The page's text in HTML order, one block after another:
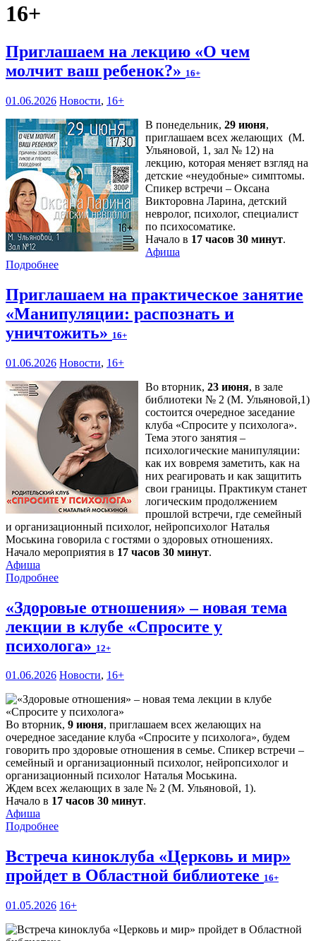
16+
Приглашаем на лекцию «О чем
молчит ваш ребенок?» 16+
01.06.2026 Новости, 16+
В понедельник, 29 июня,
приглашаем всех желающих (М.
Ульяновой, 1, зал № 12) на
лекцию, которая меняет взгляд на
детские «неудобные» симптомы.
Спикер встречи – Оксана
Викторовна Ларина, детский
невролог, психолог, специалист
по психосоматике.
Начало в 17 часов 30 минут.
Афиша
Подробнее
Приглашаем на практическое занятие
«Манипуляции: распознать и
уничтожить» 16+
01.06.2026 Новости, 16+
Во вторник, 23 июня, в зале
библиотеки № 2 (М. Ульяновой,1)
состоится очередное заседание
клуба «Спросите у психолога».
Тема этого занятия –
психологические манипуляции:
как их вовремя заметить, как на
них реагировать и как защитить
свои границы. Практикум станет
логическим продолжением
прошлой встречи, где семейный
и организационный психолог, нейропсихолог Наталья
Моськина говорила с гостями о здоровых отношениях.
Начало мероприятия в 17 часов 30 минут.
Афиша
Подробнее
«Здоровые отношения» – новая тема
лекции в клубе «Спросите у
психолога» 12+
01.06.2026 Новости, 16+
Во вторник, 9 июня, приглашаем всех желающих на
очередное заседание клуба «Спросите у психолога», будем
говорить про здоровые отношения в семье. Спикер встречи –
семейный и организационный психолог, нейропсихолог и
организационный психолог Наталья Моськина.
Ждем всех желающих в зале № 2 (М. Ульяновой, 1).
Начало в 17 часов 30 минут.
Афиша
Подробнее
Встреча киноклуба «Церковь и мир»
пройдет в Областной библиотеке 16+
01.05.2026 16+